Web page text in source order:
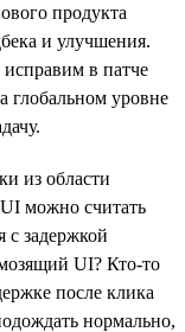
продукта
и улучшения.
в патче
глобальном уровне
из области
можно считать
с задержкой
UI? Кто-то
после клика
нормально,